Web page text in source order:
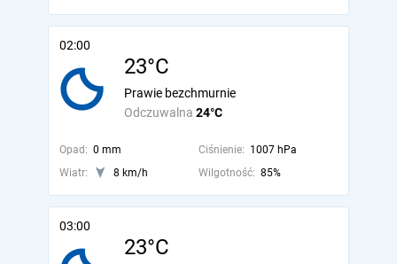
02:00
23°C
Odczuwalna 24°C
Prawie bezchmurnie
Opad: 0 mm Ciśnienie: 1007 hPa
Wiatr:
8 km/h Wilgotność: 85%
03:00
23°C